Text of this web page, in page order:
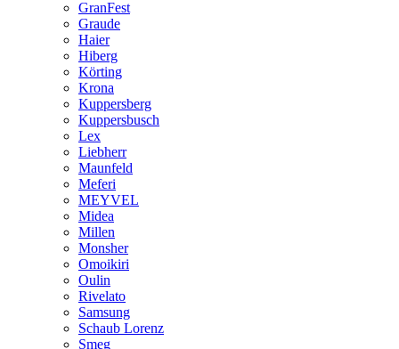
GranFest
Graude
Haier
Hiberg
Körting
Krona
Kuppersberg
Kuppersbusch
Lex
Liebherr
Maunfeld
Meferi
MEYVEL
Midea
Millen
Monsher
Omoikiri
Oulin
Rivelato
Samsung
Schaub Lorenz
Smeg